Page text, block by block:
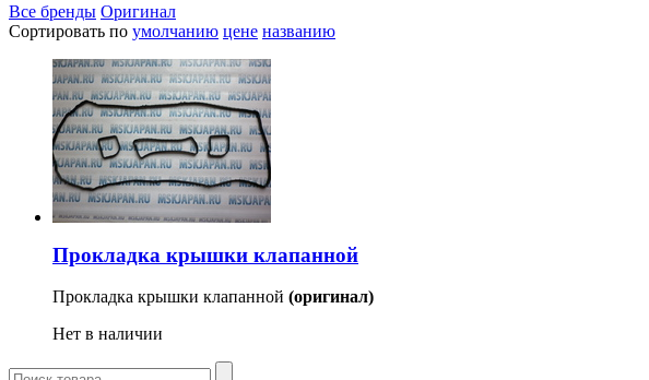
Все бренды Оригинал
Сортировать по умолчанию цене названию
Прокладка крышки клапанной
Прокладка крышки клапанной (оригинал)
Нет в наличии